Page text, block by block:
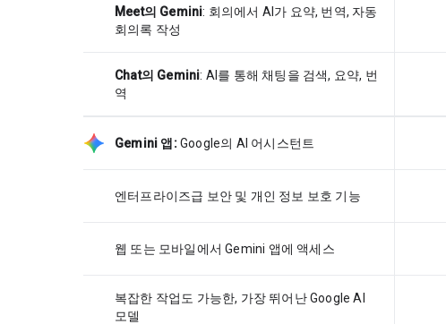
Meet의 Gemini: 회의에서 AI가 요약, 번역, 자동
회의록 작성
Chat의 Gemini: AI를 통해 채팅을 검색, 요약, 번
역
Gemini 앱: Google의 AI 어시스턴트
엔터프라이즈급 보안 및 개인 정보 보호 기능
웹 또는 모바일에서 Gemini 앱에 액세스
복잡한 작업도 가능한, 가장 뛰어난 Google AI
모델